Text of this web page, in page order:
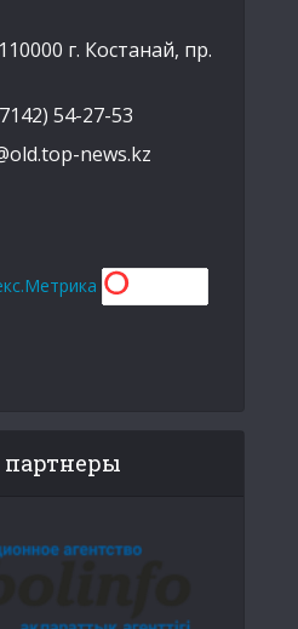
110000 г. Костанай, пр.
54-27-53
news.kz